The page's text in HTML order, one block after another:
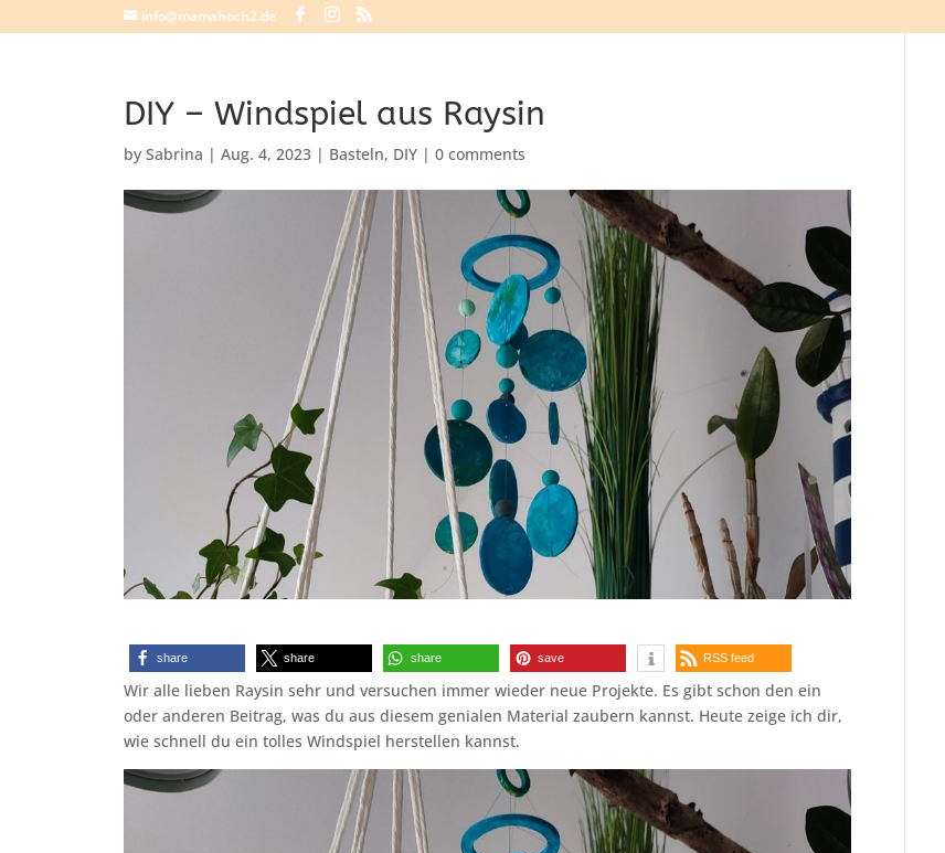
info@mamahoch2.de
DIY – Windspiel aus Raysin
by Sabrina | Aug. 4, 2023| Basteln, DIY| 0 comments
share share share save RSS feed
Wir alle lieben Raysin sehr und versuchen immer wieder neue Projekte. Es gibt schon den ein
oder anderen Beitrag, was du aus diesem genialen Material zaubern kannst. Heute zeige ich dir,
wie schnell du ein tolles Windspiel herstellen kannst.